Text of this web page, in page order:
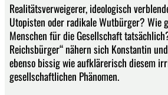
Realitätsverweigerer, ideologisch
Utopisten oder radikale Wutbürger? Wie
Menschen für die Gesellschaft
Reichsbürger“ nähern sich Konstantin
ebenso bissig wie aufklärerisch diesem
gesellschaftlichen Phänomen.